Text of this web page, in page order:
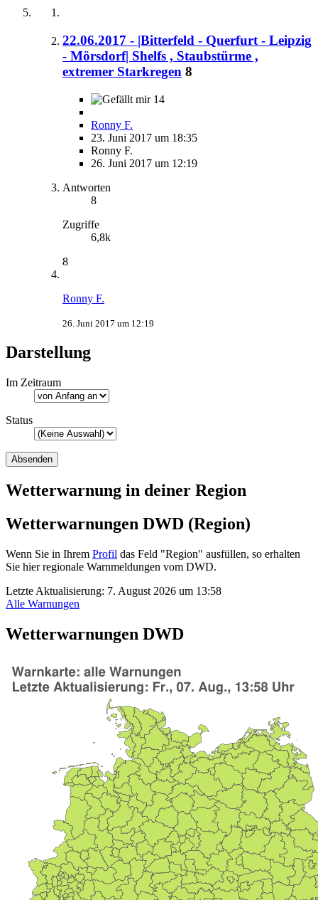
22.06.2017 - |Bitterfeld - Querfurt - Leipzig
- Mörsdorf| Shelfs , Staubstürme ,
extremer Starkregen 8
14
Ronny F.
23. Juni 2017 um 18:35
Ronny F.
26. Juni 2017 um 12:19
Antworten
8
Zugriffe
6,8k
8
Ronny F.
26. Juni 2017 um 12:19
Darstellung
Im Zeitraum
Status
Wetterwarnung in deiner Region
Wetterwarnungen DWD (Region)
Wenn Sie in Ihrem Profil das Feld "Region" ausfüllen, so erhalten
Sie hier regionale Warnmeldungen vom DWD.
Letzte Aktualisierung: 7. August 2026 um 13:58
Alle Warnungen
Wetterwarnungen DWD